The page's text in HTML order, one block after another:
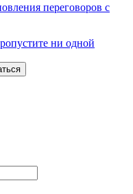
переговоров с
ни одной